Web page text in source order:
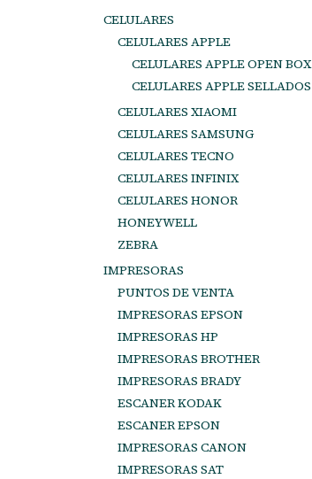
CELULARES
CELULARES APPLE
CELULARES APPLE OPEN BOX
CELULARES APPLE SELLADOS
CELULARES XIAOMI
CELULARES SAMSUNG
CELULARES TECNO
CELULARES INFINIX
CELULARES HONOR
HONEYWELL
ZEBRA
IMPRESORAS
PUNTOS DE VENTA
IMPRESORAS EPSON
IMPRESORAS HP
IMPRESORAS BROTHER
IMPRESORAS BRADY
ESCANER KODAK
ESCANER EPSON
IMPRESORAS CANON
IMPRESORAS SAT